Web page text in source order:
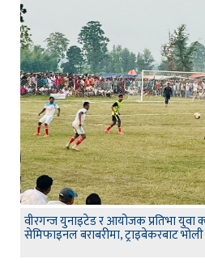
वीरगन्ज युनाइटेड र आयोजक प्रतिभा युवा
सेमिफाइनल बराबरीमा, ट्राइबेकरबाट